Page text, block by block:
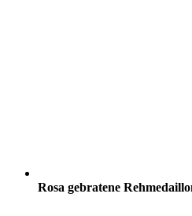
Rosa gebratene